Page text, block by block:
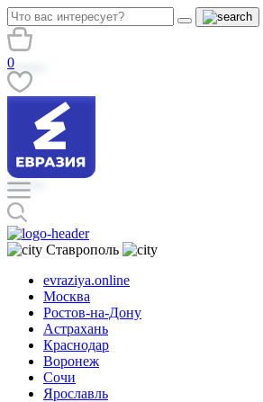
0
Ставрополь
evraziya.online
Москва
Ростов-на-Дону
Астрахань
Краснодар
Воронеж
Сочи
Ярославль